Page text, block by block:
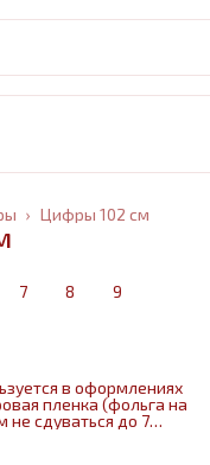
Цифры 102 см
›
7 8 9
в оформлениях
пленка (фольга на
не сдуваться до 7